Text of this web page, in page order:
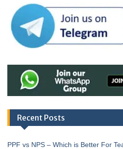
Recent Posts
PPF vs NPS – Which is Better For